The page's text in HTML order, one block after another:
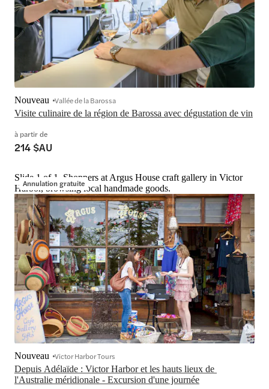
Visite culinaire de la région de Barossa avec dégustation de vin
Nouveau Vallée de la Barossa
à partir de
214 $AU
Annulation gratuite
Slide 1 of 1, Shoppers at Argus House craft gallery in Victor
Harbor, browsing local handmade goods.
Depuis Adélaïde : Victor Harbor et les hauts lieux de
l'Australie méridionale - Excursion d'une journée
Nouveau Victor Harbor Tours